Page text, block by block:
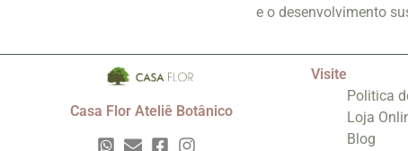
e o desenvolvimento
Casa Flor Ateliê Botânico
Visite
Politica
Loja
Blog